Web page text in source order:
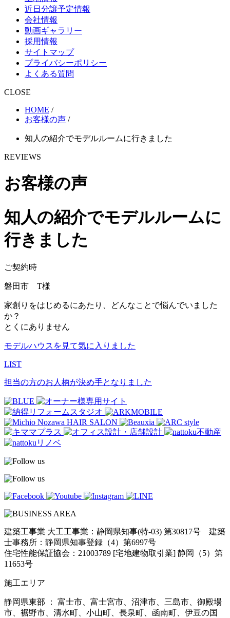
近日分譲予定情報
会社情報
動画ギャラリー
採用情報
サイトマップ
プライバシーポリシー
よくある質問
CLOSE
HOME /
お客様の声 /
知人の紹介でモデルルームに行きました
REVIEWS
お客様の声
知人の紹介でモデルルームに
行きました
ご契約時
磐田市 T様
家創りをはじめるにあたり、どんなことで悩んでいました
か？
とくにありません
モデルハウスを見て気に入りました
LIST
担当の方のお人柄が決め手となりました
建築工事業 大工工事業：静岡県知事(特-03) 第30817号 建築
士事務所：静岡県知事登録（4）第6997号
住宅性能保証協会：21003789 [宅地建物取引業] 静岡（5）第
11653号
施工エリア
静岡県東部 ： 富士市、富士宮市、沼津市、三島市、御殿場
市、裾野市、清水町、小山町、長泉町、函南町、伊豆の国